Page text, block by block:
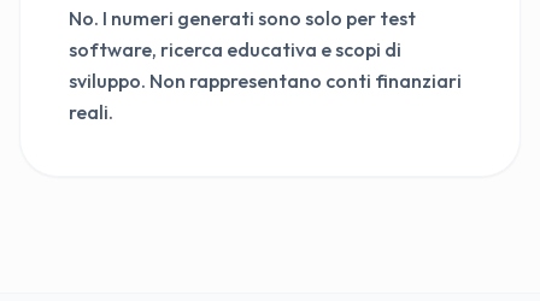
No. I numeri generati sono solo per test
software, ricerca educativa e scopi di
sviluppo. Non rappresentano conti finanziari
reali.